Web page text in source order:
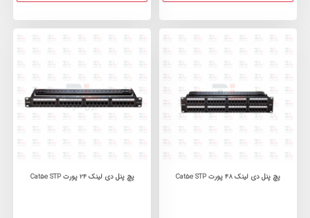
پچ پنل دی لینک 48 پورت Cat5e STP پچ پنل دی لینک 24 پورت Cat5e STP